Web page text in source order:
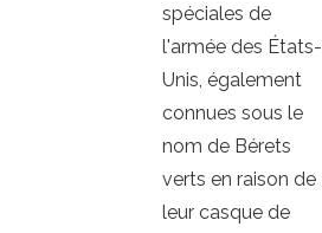
spéciales de
l'armée des États-
Unis, également
connues sous le
nom de Bérets
verts en raison de
leur casque de